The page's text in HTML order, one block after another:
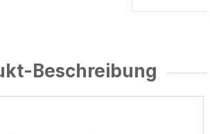
Beschreibung